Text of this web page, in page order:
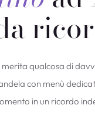
qualcosa di
con menù
in un ricordo